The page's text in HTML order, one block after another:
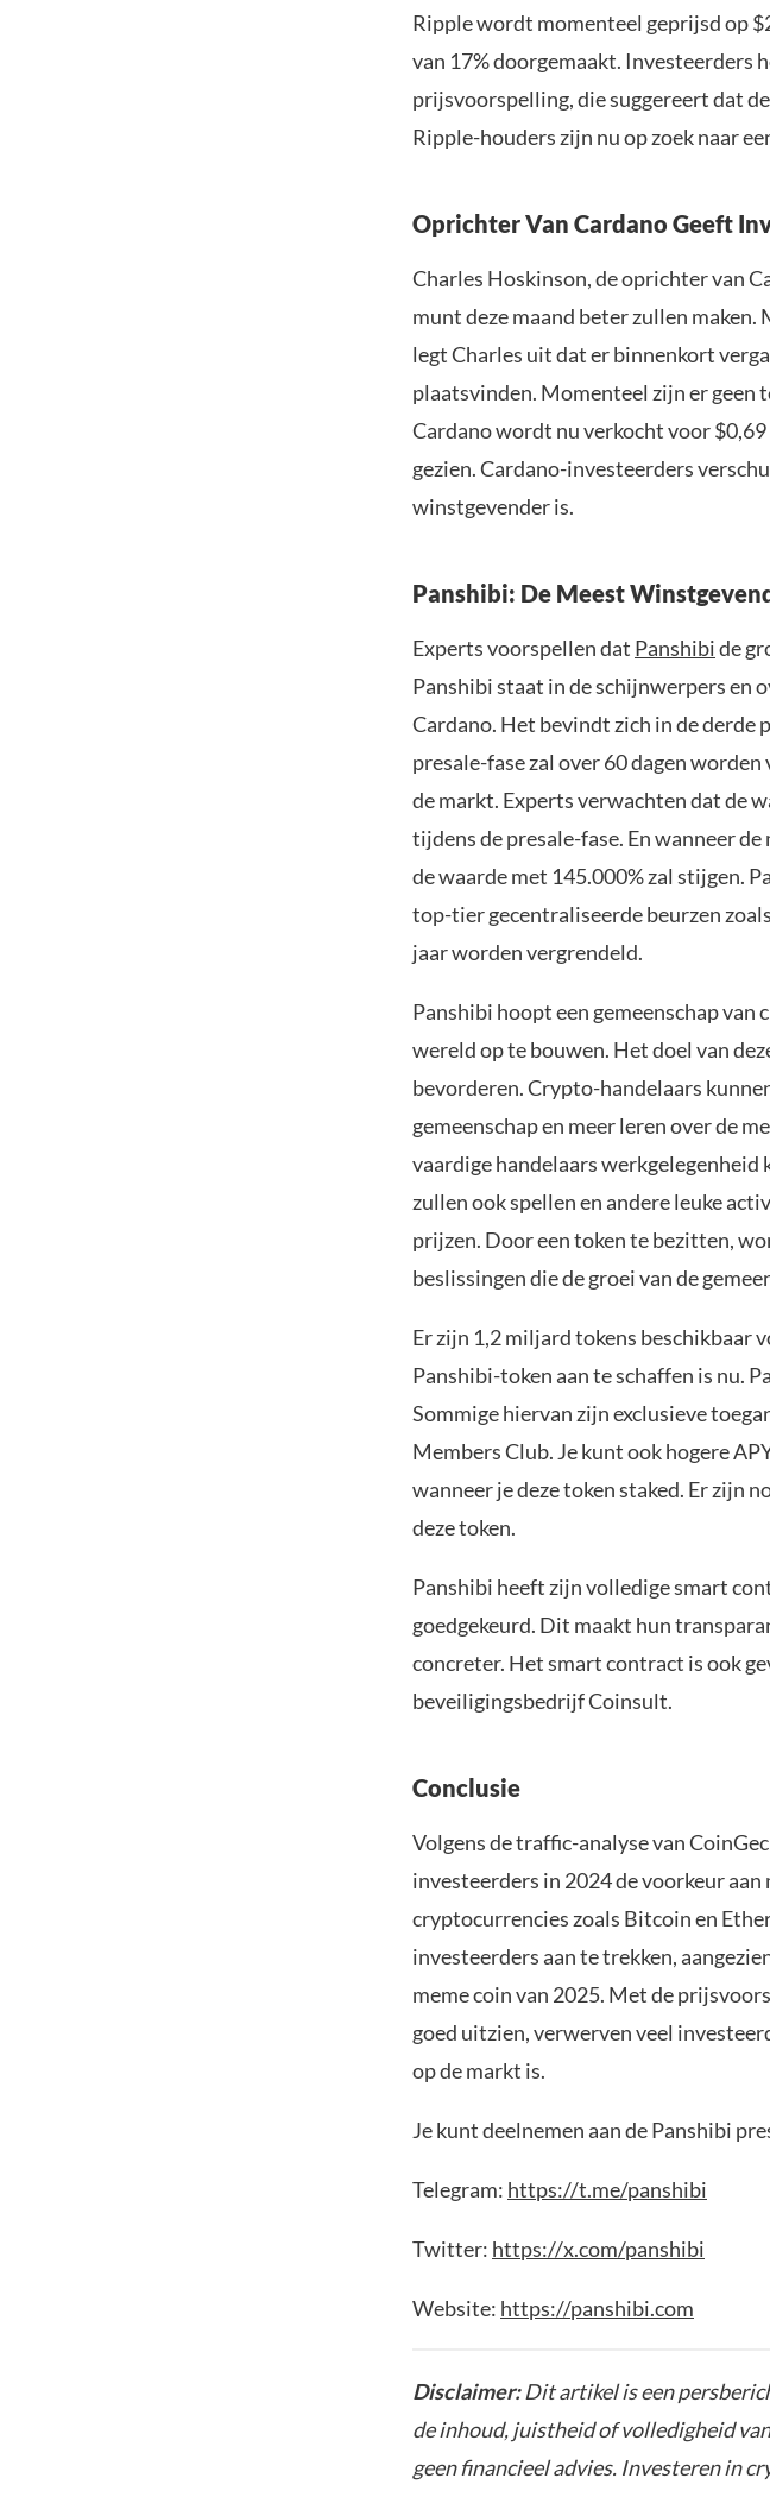
Ripple wordt momenteel geprijsd op
van 17% doorgemaakt. Investeerders
prijsvoorspelling, die suggereert dat
Ripple-houders zijn nu op zoek naar
Oprichter Van Cardano Geeft
Charles Hoskinson, de oprichter van
munt deze maand beter zullen
legt Charles uit dat er binnenkort
plaatsvinden. Momenteel zijn er geen
Cardano wordt nu verkocht voor $0,69
gezien. Cardano-investeerders
winstgevender is.
Panshibi: De Meest
Experts voorspellen dat Panshibide
Panshibi staat in de schijnwerpers en
Cardano. Het bevindt zich in de derde
presale-fase zal over 60 dagen
de markt. Experts verwachten dat de
tijdens de presale-fase. En wanneer
de waarde met 145.000% zal stijgen.
top-tier gecentraliseerde beurzen
jaar worden vergrendeld.
Panshibi hoopt een gemeenschap
wereld op te bouwen. Het doel van
bevorderen. Crypto-handelaars
gemeenschap en meer leren over de
vaardige handelaars werkgelegenheid
zullen ook spellen en andere leuke
prijzen. Door een token te bezitten,
beslissingen die de groei van de
Er zijn 1,2 miljard tokens beschikbaar
Panshibi-token aan te schaffen is nu.
Sommige hiervan zijn exclusieve
Members Club. Je kunt ook hogere
wanneer je deze token staked. Er zijn
deze token.
Panshibi heeft zijn volledige smart
goedgekeurd. Dit maakt hun
concreter. Het smart contract is ook
beveiligingsbedrijf Coinsult.
Conclusie
Volgens de traffic-analyse van
investeerders in 2024 de voorkeur
cryptocurrencies zoals Bitcoin en
investeerders aan te trekken,
meme coin van 2025. Met de
goed uitzien, verwerven veel
op de markt is.
Je kunt deelnemen aan de Panshibi
Telegram: https://t.me/panshibi
Twitter: https://x.com/panshibi
Website: https://panshibi.com
Disclaimer: Dit artikel is een
de inhoud, juistheid of volledigheid
geen financieel advies. Investeren in